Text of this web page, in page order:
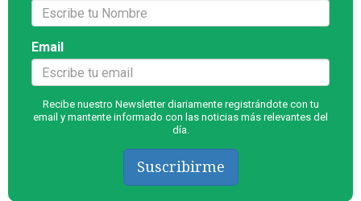
Email
Recibe nuestro Newsletter diariamente registrándote con tu
email y mantente informado con las noticias más relevantes del
día.
Suscribirme